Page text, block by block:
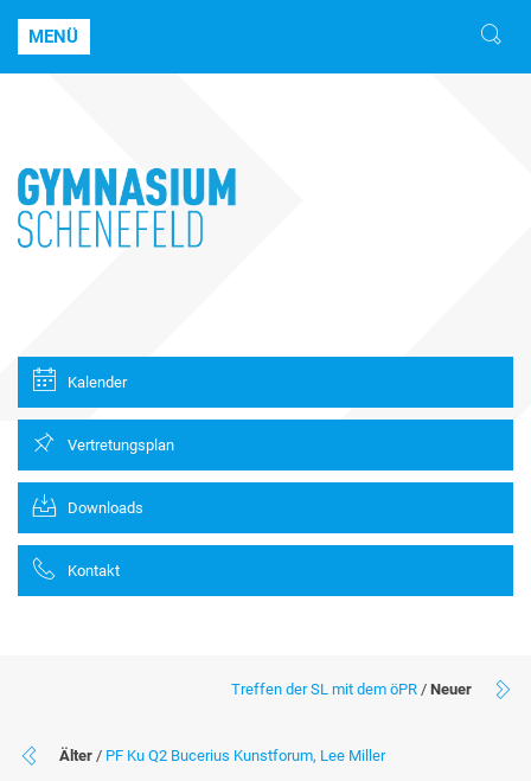
MENÜ
Kalender
Vertretungsplan
Downloads
Kontakt
Treffen der SL mit dem öPR / Neuer
Älter / PF Ku Q2 Bucerius Kunstforum, Lee Miller